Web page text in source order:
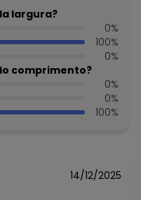
largura?
0%
100%
0%
comprimento?
0%
0%
100%
14/12/2025